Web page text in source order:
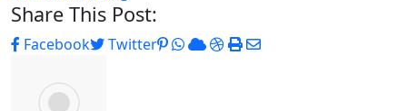
Share This Post:
Facebook Twitter Pinterest
Whatsapp
CloudStumbleUpon
PrintShare